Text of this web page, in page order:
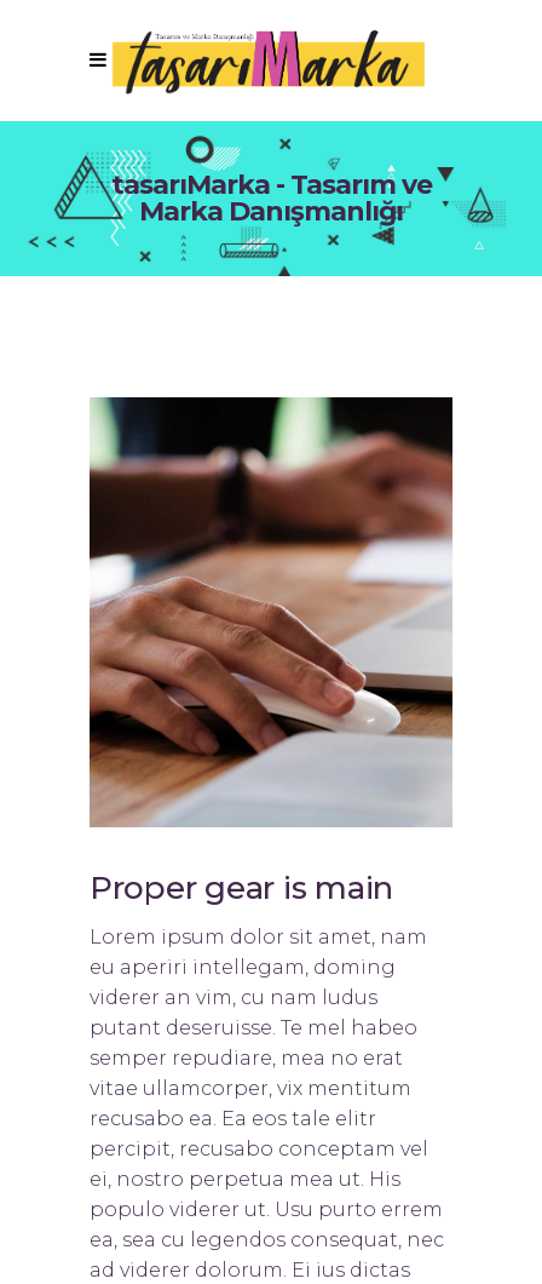
tasarıMarka - Tasarım ve
Marka Danışmanlığı
Proper gear is main
Lorem ipsum dolor sit amet, nam
eu aperiri intellegam, doming
viderer an vim, cu nam ludus
putant deseruisse. Te mel habeo
semper repudiare, mea no erat
vitae ullamcorper, vix mentitum
recusabo ea. Ea eos tale elitr
percipit, recusabo conceptam vel
ei, nostro perpetua mea ut. His
populo viderer ut. Usu purto errem
ea, sea cu legendos consequat, nec
ad viderer dolorum. Ei ius dictas